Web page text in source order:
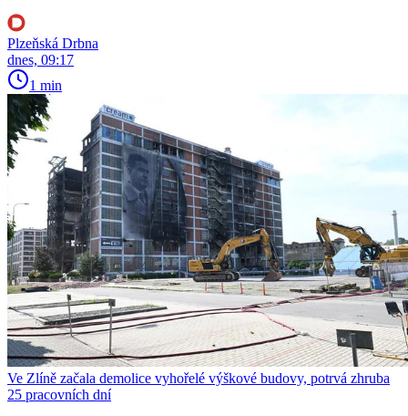
Plzeňská Drbna
dnes, 09:17
1 min
Ve Zlíně začala demolice vyhořelé výškové budovy, potrvá zhruba
25 pracovních dní